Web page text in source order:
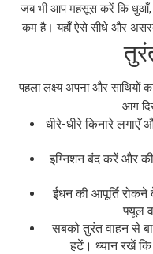
जब भी आप महसूस करें कि धुआँ,
कम है। यहाँ ऐसे सीधे और
पहला लक्ष्य अपना और साथियों
आग
धीरे-धीरे किनारे
इग्निशन बंद करें और
ईंधन की आपूर्ति
फ्यूल
सबको तुरंत वाहन से
हटें। ध्यान रखें